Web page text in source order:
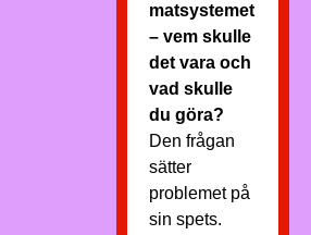
matsystemet
– vem skulle
det vara och
vad skulle
du göra?
Den frågan
sätter
problemet på
sin spets.